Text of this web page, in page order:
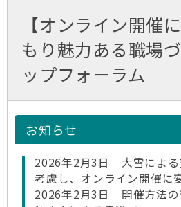
【オンライン開催
もり魅力ある職場
ップフォーラム
お知らせ
2026年2月3日 大雪による
考慮し、オンライン開催に
2026年2月3日 開催方法の